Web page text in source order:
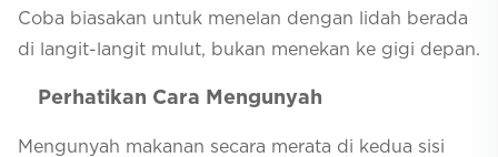
Coba biasakan untuk menelan dengan lidah berada
di langit-langit mulut, bukan menekan ke gigi depan.
Perhatikan Cara Mengunyah
Mengunyah makanan secara merata di kedua sisi